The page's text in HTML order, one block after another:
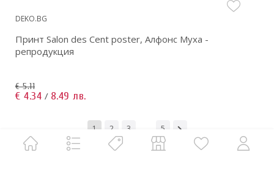
DEKO.BG
Принт Salon des Cent poster, Алфонс Муха -
репродукция
€ 5.11
€ 4.34 / 8.49 лв.
1 2 3 5